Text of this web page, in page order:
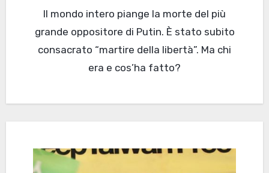
Il mondo intero piange la morte del più
grande oppositore di Putin. È stato subito
consacrato “martire della libertà”. Ma chi
era e cos’ha fatto?